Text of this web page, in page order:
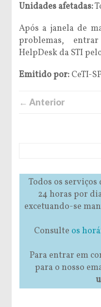
Unidades afetadas:
Após a janela de
problemas,
HelpDesk da STI
Emitido por: CeTI-
← Anterior
Todos os
24 horas por
excetuando-se
Consulte os
Para entrar em
para o nosso